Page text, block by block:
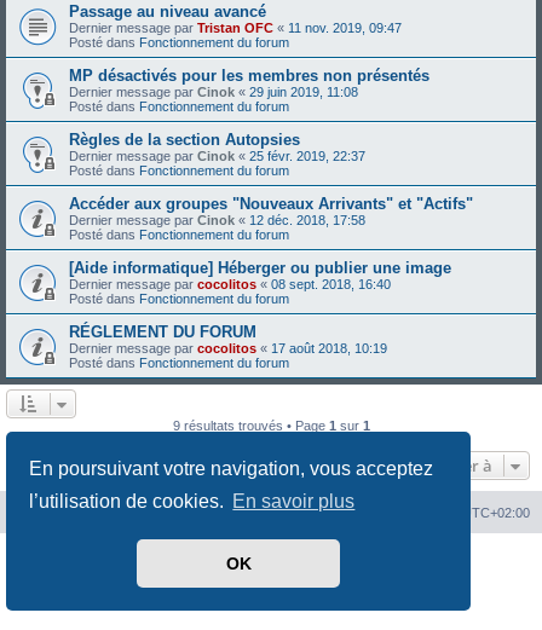
En poursuivant votre navigation, vous acceptez
l’utilisation de cookies. En savoir plus
OK
Passage au niveau avancé
Dernier message par Tristan OFC « 11 nov. 2019, 09:47
Posté dans Fonctionnement du forum
MP désactivés pour les membres non présentés
Dernier message par Cinok « 29 juin 2019, 11:08
Posté dans Fonctionnement du forum
Règles de la section Autopsies
Dernier message par Cinok « 25 févr. 2019, 22:37
Posté dans Fonctionnement du forum
Accéder aux groupes "Nouveaux Arrivants" et "Actifs"
Dernier message par Cinok « 12 déc. 2018, 17:58
Posté dans Fonctionnement du forum
[Aide informatique] Héberger ou publier une image
Dernier message par cocolitos « 08 sept. 2018, 16:40
Posté dans Fonctionnement du forum
RÉGLEMENT DU FORUM
Dernier message par cocolitos « 17 août 2018, 10:19
Posté dans Fonctionnement du forum
9 résultats trouvés • Page 1 sur 1
Aller à
Index du forum UTC+02:00
phpBB® Forum Software © phpBB Limited